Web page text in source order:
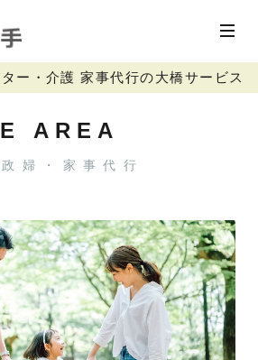
ー・介護 家事代行の大橋サービス
AREA
婦・家事代行